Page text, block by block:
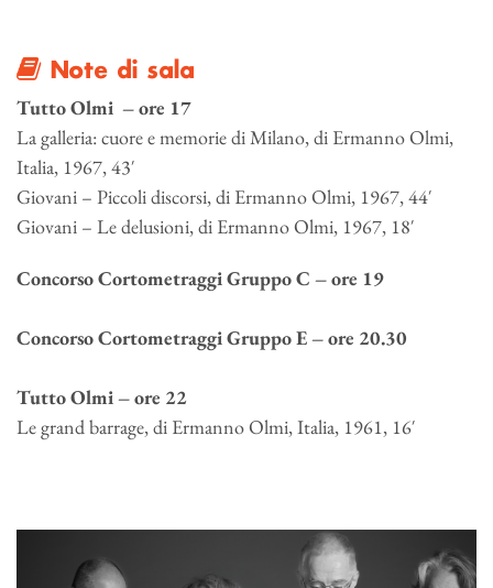
Note di sala
Tutto Olmi – ore 17
La galleria: cuore e memorie di Milano, di Ermanno Olmi,
Italia, 1967, 43′
Giovani – Piccoli discorsi, di Ermanno Olmi, 1967, 44′
Giovani – Le delusioni, di Ermanno Olmi, 1967, 18′
Concorso Cortometraggi Gruppo C – ore 19
Concorso Cortometraggi Gruppo E – ore 20.30
Tutto Olmi – ore 22
Le grand barrage, di Ermanno Olmi, Italia, 1961, 16′